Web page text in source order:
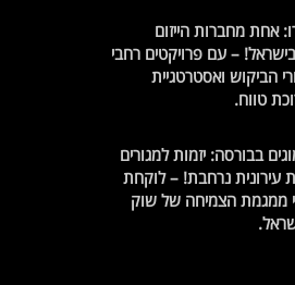
אחת מחברות הייזום
– עם פרויקטים רחבי
הביקוש ואסטרטגיית
טווח.
בבורסה: יזמות למגורים
עירונית נרחבת! – לוקחת
ממגמת הצמיחה של שוק